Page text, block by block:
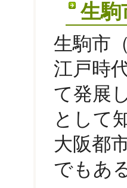
生駒
生駒市
江戸時
て発展
として
大阪都
でもあ